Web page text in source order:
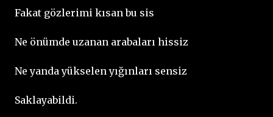
Fakat gözlerimi kısan bu sis
Ne önümde uzanan arabaları hissiz
Ne yanda yükselen yığınları sensiz
Saklayabildi.